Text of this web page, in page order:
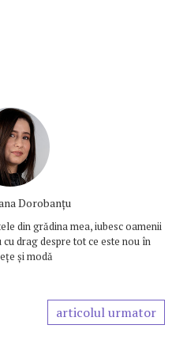
Dorobanțu
din grădina mea, iubesc oamenii
drag despre tot ce este nou în
și modă
articolul urmator